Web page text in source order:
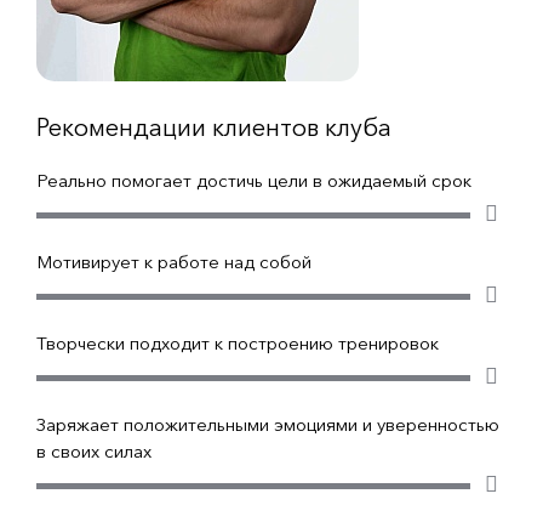
Рекомендации клиентов клуба
Реально помогает достичь цели в ожидаемый срок
Мотивирует к работе над собой
Творчески подходит к построению тренировок
Заряжает положительными эмоциями и уверенностью
в своих силах